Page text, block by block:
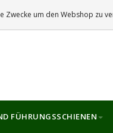
FÜHRUNGSSCHIENEN
Zwecke um den Webshop zu